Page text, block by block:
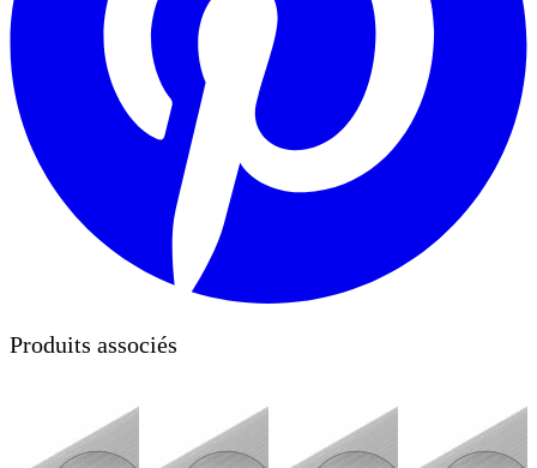
Produits associés